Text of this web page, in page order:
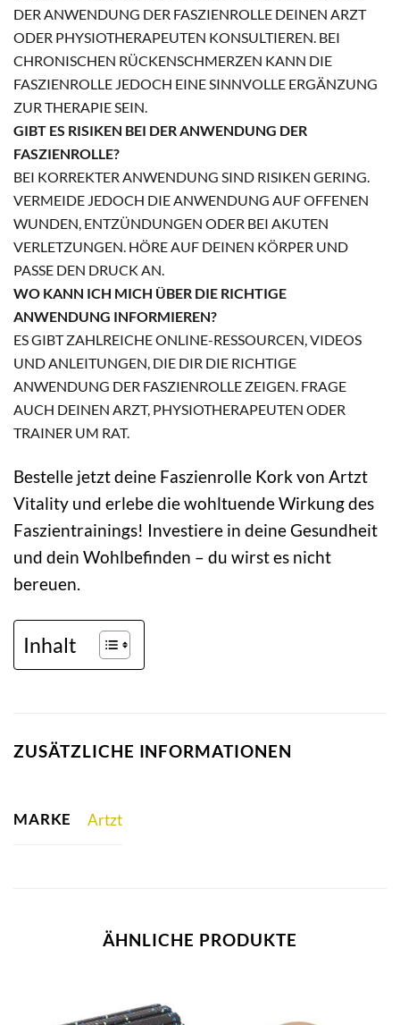
DER ANWENDUNG DER FASZIENROLLE DEINEN ARZT
ODER PHYSIOTHERAPEUTEN KONSULTIEREN. BEI
CHRONISCHEN RÜCKENSCHMERZEN KANN DIE
FASZIENROLLE JEDOCH EINE SINNVOLLE ERGÄNZUNG
ZUR THERAPIE SEIN.
GIBT ES RISIKEN BEI DER ANWENDUNG DER
FASZIENROLLE?
BEI KORREKTER ANWENDUNG SIND RISIKEN GERING.
VERMEIDE JEDOCH DIE ANWENDUNG AUF OFFENEN
WUNDEN, ENTZÜNDUNGEN ODER BEI AKUTEN
VERLETZUNGEN. HÖRE AUF DEINEN KÖRPER UND
PASSE DEN DRUCK AN.
WO KANN ICH MICH ÜBER DIE RICHTIGE
ANWENDUNG INFORMIEREN?
ES GIBT ZAHLREICHE ONLINE-RESSOURCEN, VIDEOS
UND ANLEITUNGEN, DIE DIR DIE RICHTIGE
ANWENDUNG DER FASZIENROLLE ZEIGEN. FRAGE
AUCH DEINEN ARZT, PHYSIOTHERAPEUTEN ODER
TRAINER UM RAT.
Bestelle jetzt deine Faszienrolle Kork von Artzt
Vitality und erlebe die wohltuende Wirkung des
Faszientrainings! Investiere in deine Gesundheit
und dein Wohlbefinden – du wirst es nicht
bereuen.
Inhalt
ZUSÄTZLICHE INFORMATIONEN
MARKE Artzt
ÄHNLICHE PRODUKTE